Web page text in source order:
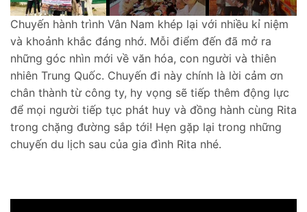
Chuyến hành trình Vân Nam khép lại với nhiều kỉ niệm
và khoảnh khắc đáng nhớ. Mỗi điểm đến đã mở ra
những góc nhìn mới về văn hóa, con người và thiên
nhiên Trung Quốc. Chuyến đi này chính là lời cảm ơn
chân thành từ công ty, hy vọng sẽ tiếp thêm động lực
để mọi người tiếp tục phát huy và đồng hành cùng Rita
trong chặng đường sắp tới! Hẹn gặp lại trong những
chuyến du lịch sau của gia đình Rita nhé.